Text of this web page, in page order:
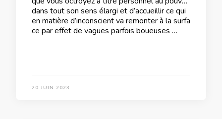
dans tout son sens élargi et d’accueillir ce qui
en matière d’inconscient va remonter à la surfa
ce par effet de vagues parfois boueuses …
20 JUIN 2023